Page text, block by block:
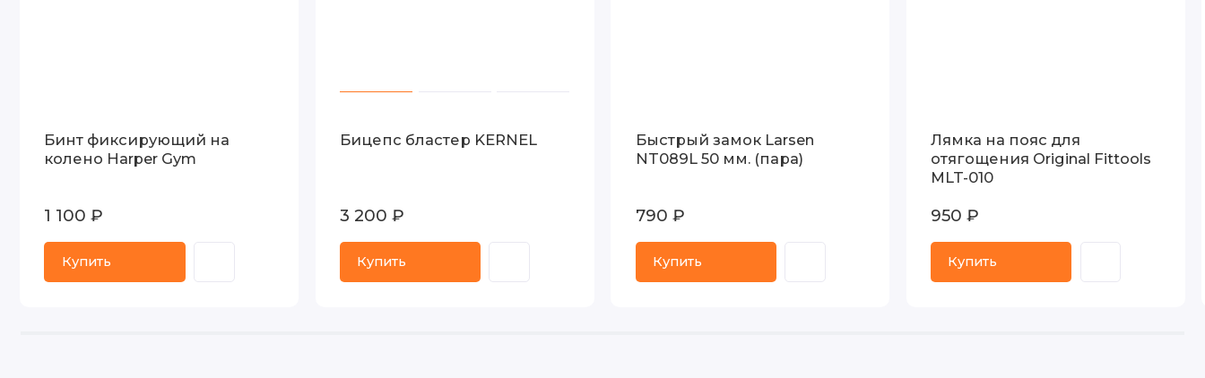
Бинт фиксирующий на
колено Harper Gym
1 100 ₽
Купить
Бицепс бластер KERNEL
3 200 ₽
Купить
Быстрый замок Larsen
NT089L 50 мм. (пара)
790 ₽
Купить
Лямка на пояс для
отягощения Original Fittools
MLT-010
950 ₽
Купить